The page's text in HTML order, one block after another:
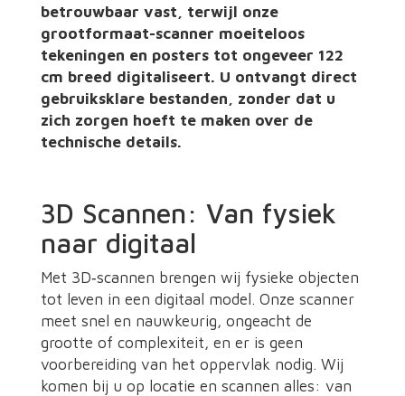
betrouwbaar vast, terwijl onze
grootformaat-scanner moeiteloos
tekeningen en posters tot ongeveer 122
cm breed digitaliseert. U ontvangt direct
gebruiksklare bestanden, zonder dat u
zich zorgen hoeft te maken over de
technische details.
3D Scannen: Van fysiek
naar digitaal
Met 3D‑scannen brengen wij fysieke objecten
tot leven in een digitaal model. Onze scanner
meet snel en nauwkeurig, ongeacht de
grootte of complexiteit, en er is geen
voorbereiding van het oppervlak nodig. Wij
komen bij u op locatie en scannen alles: van